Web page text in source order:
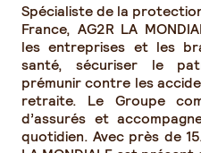
Spécialiste de la
France, AG2R LA
les entreprises et les
santé, sécuriser le
prémunir contre les
retraite. Le Groupe
d’assurés et
quotidien. Avec près de